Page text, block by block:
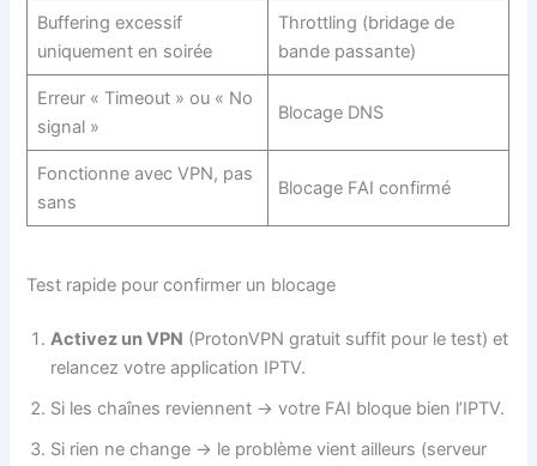
Buffering excessif
uniquement en soirée
Throttling (bridage de
bande passante)
Erreur « Timeout » ou « No
signal »
Blocage DNS
Fonctionne avec VPN, pas
sans
Blocage FAI confirmé
Test rapide pour confirmer un blocage
Activez un VPN (ProtonVPN gratuit suffit pour le test) et
relancez votre application IPTV.
Si les chaînes reviennent → votre FAI bloque bien l’IPTV.
Si rien ne change → le problème vient ailleurs (serveur